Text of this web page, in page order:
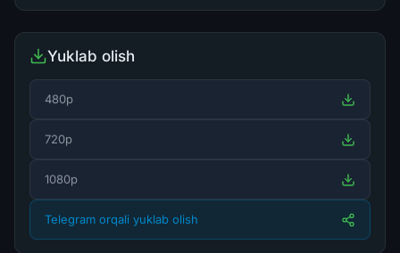
Yuklab olish
480p
720p
1080p
Telegram orqali yuklab olish